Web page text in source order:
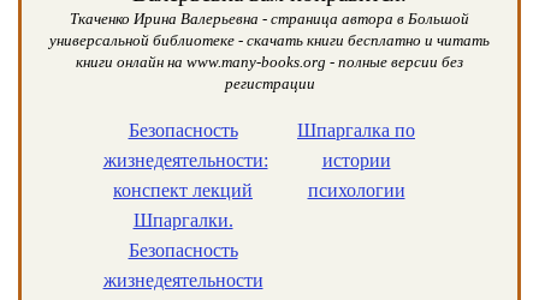
Ткаченко Ирина Валерьевна - страница автора в Большой
универсальной библиотеке - скачать книги бесплатно и читать
книги онлайн на www.many-books.org - полные версии без
регистрации
Безопасность
жизнедеятельности:
конспект лекций
Шпаргалки.
Безопасность
жизнедеятельности
Шпаргалка по
истории
психологии